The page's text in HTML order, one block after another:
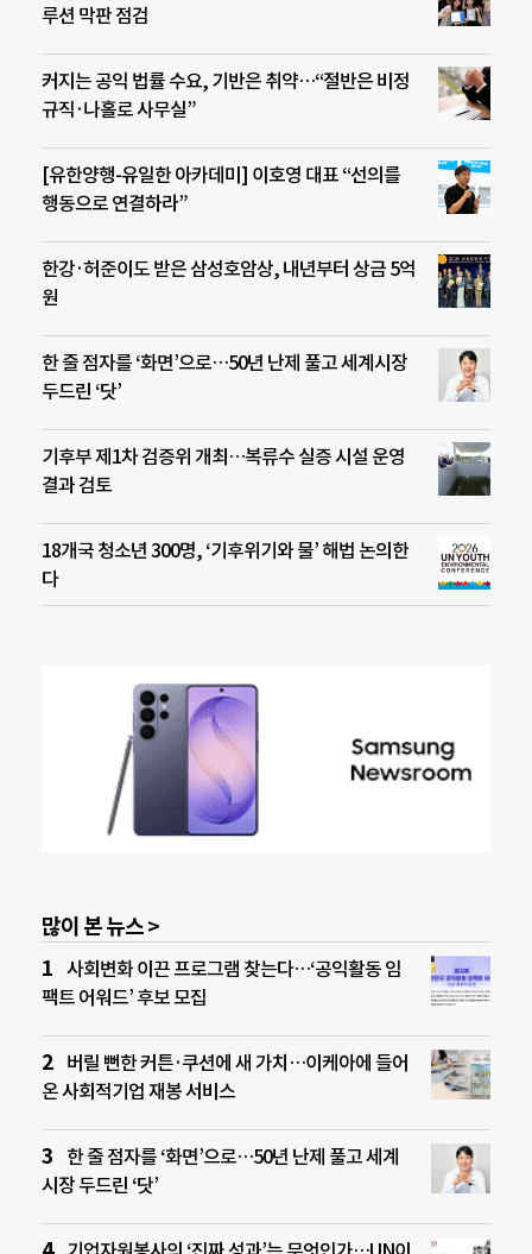
루션 막판 점검
커지는 공익 법률 수요, 기반은 취약…“절반은 비정
규직·나홀로 사무실”
[유한양행-유일한 아카데미] 이호영 대표 “선의를
행동으로 연결하라”
한강·허준이도 받은 삼성호암상, 내년부터 상금 5억
원
한 줄 점자를 ‘화면’으로…50년 난제 풀고 세계시장
두드린 ‘닷’
기후부 제1차 검증위 개최…복류수 실증 시설 운영
결과 검토
18개국 청소년 300명, ‘기후위기와 물’ 해법 논의한
다
많이 본 뉴스 >
사회변화 이끈 프로그램 찾는다…‘공익활동 임
팩트 어워드’ 후보 모집
버릴 뻔한 커튼·쿠션에 새 가치…이케아에 들어
온 사회적기업 재봉 서비스
한 줄 점자를 ‘화면’으로…50년 난제 풀고 세계
시장 두드린 ‘닷’